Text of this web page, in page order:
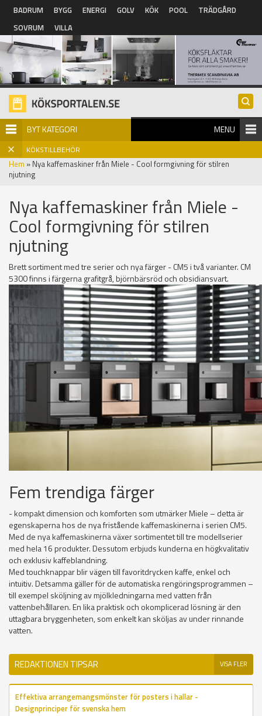
Hoppa till huvudinnehåll
BADRUM BYGG ENERGI GOLV KÖK POOL
TRÄDGÅRD
SOVRUM
VILLA
BYT KATEGORI MENU
KÖKSTILLBEHÖR
Hem » Nya kaffemaskiner från Miele - Cool formgivning för stilren
njutning
Nya kaffemaskiner från Miele -
Cool formgivning för stilren
njutning
Brett sortiment med tre serier och nya färger - CM5 i två varianter. CM
5300 finns i färgerna grafitgrå, björnbärsröd och obsidiansvart.
Fem trendiga färger
- kompakt dimension och komforten som utmärker Miele – detta är
egenskaperna hos de nya fristående kaffemaskinerna i serien CM5.
Med de nya kaffemaskinerna växer sortimentet till tre modellserier
med hela 16 produkter. Dessutom erbjuds kunderna en högkvalitativ
och exklusiv kaffeblandning.
Med touchknappar blir vägen till favoritdrycken kaffe, enkel och
intuitiv. Detsamma gäller för de automatiska rengöringsprogrammen –
till exempel sköljning av mjölkledningarna med vatten från
vattenbehållaren. En lika praktisk och okomplicerad lösning är den
uttagbara bryggenheten, som enkelt kan sköljas av under rinnande
vatten.
REDAKTIONEN TIPSAR VISA FLER
Effektiva arrangemangsmönster för posters i hallar -
Designprinciper för svenska hem